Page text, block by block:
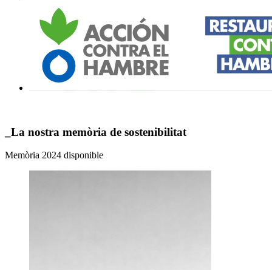
_La nostra memòria de sostenibilitat
Memòria 2024 disponible